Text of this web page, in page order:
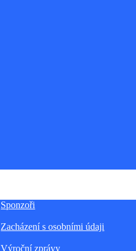
Sponzoři
Zacházení s osobními údaji
Výroční zprávy